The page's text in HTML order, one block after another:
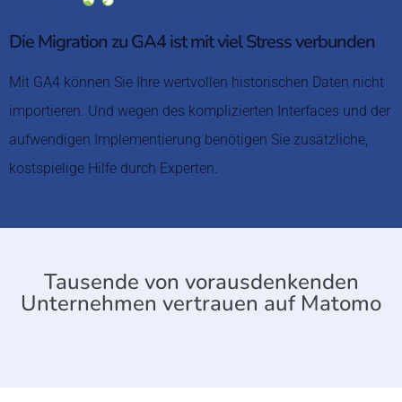
Die Migration zu GA4 ist mit viel Stress verbunden
Mit GA4 können Sie Ihre wertvollen historischen Daten nicht
importieren. Und wegen des komplizierten Interfaces und der
aufwendigen Implementierung benötigen Sie zusätzliche,
kostspielige Hilfe durch Experten.
Tausende von vorausdenkenden
Unternehmen vertrauen auf Matomo